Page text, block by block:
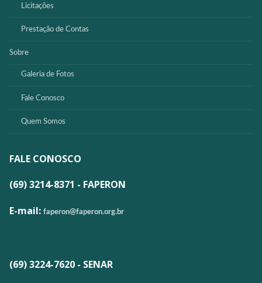
Licitações
Prestação de Contas
Sobre
Galeria de Fotos
Fale Conosco
Quem Somos
FALE CONOSCO
(69) 3214-8371 - FAPERON
E-mail: faperon@faperon.org.br
(69) 3224-7620 - SENAR